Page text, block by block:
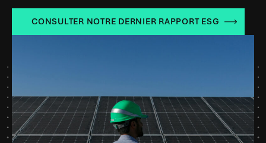
CONSULTER NOTRE DERNIER RAPPORT ESG